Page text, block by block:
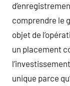
comprendre le
objet de
un placement
unique parce